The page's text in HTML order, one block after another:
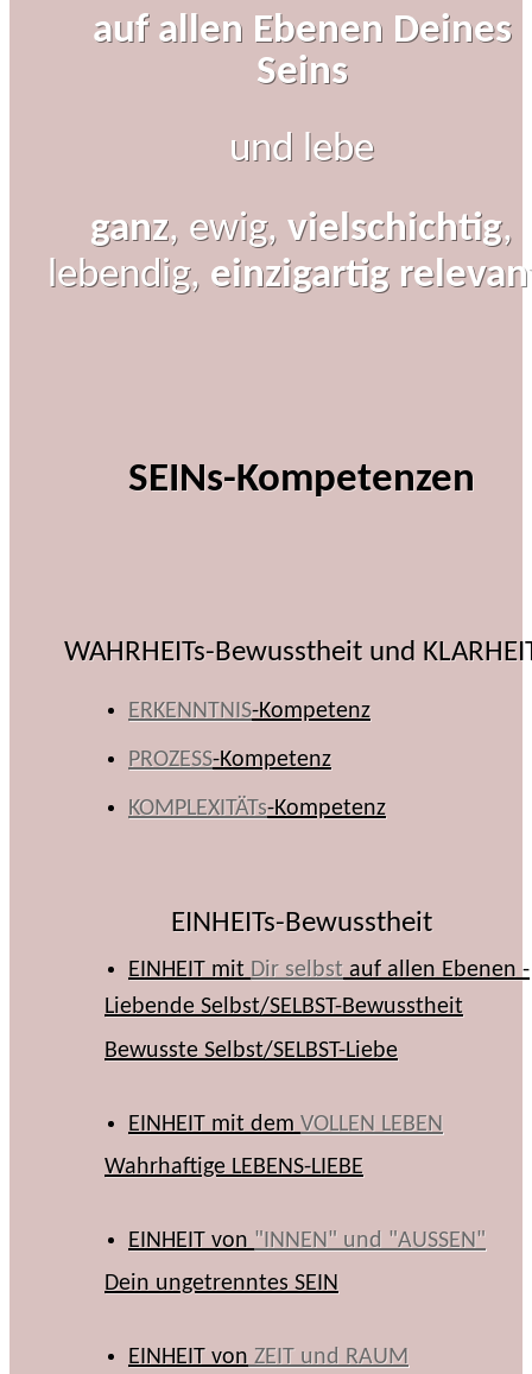
auf allen Ebenen Deines
Seins
und lebe
ganz, ewig, vielschichtig,
lebendig, einzigartig
SEINs-Kompetenzen
WAHRHEITs-Bewusstheit und
ERKENNTNIS-Kompetenz
PROZESS-Kompetenz
KOMPLEXITÄTs-Kompetenz
EINHEITs-Bewusstheit
EINHEIT mit Dir selbst auf allen Ebenen -
Liebende Selbst/SELBST-Bewusstheit
Bewusste Selbst/SELBST-Liebe
EINHEIT mit dem VOLLEN LEBEN
Wahrhaftige LEBENS-LIEBE
EINHEIT von "INNEN" und "AUSSEN"
Dein ungetrenntes SEIN
EINHEIT von ZEIT und RAUM